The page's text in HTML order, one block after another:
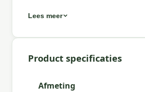
Kleur:grey
Afmeting:Ca. 60x60 cm
Lees meer
Product specificaties
Afmeting